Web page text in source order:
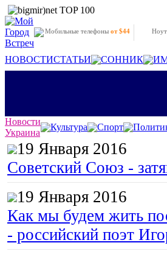
Мобильные телефоны от $44
НОВОСТИСТАТЬИ СОННИК
Новости
Украина
Культура Спорт
19 Января 2016
Советский Союз -
19 Января 2016
Как мы будем жить
- российский поэт